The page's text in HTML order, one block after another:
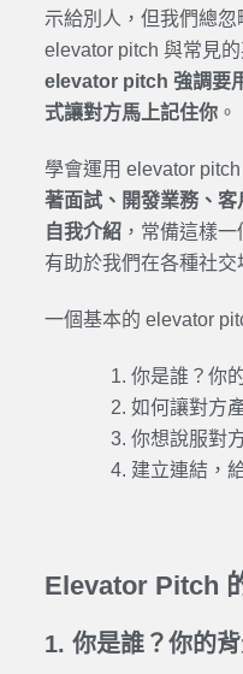
示給別人，但我們總忽
elevator pitch 與常見
elevator pitch 強調要
式讓對方馬上記住你。
學會運用 elevator
著面試、開發業務、
自我介紹，常備這樣一
有助於我們在各種社交
一個基本的 elevator
你是誰？你
如何讓對方
你想說服對
建立連結，
Elevator Pitch
1. 你是誰？你的